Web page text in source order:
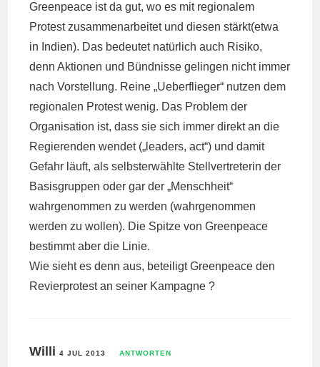
Greenpeace ist da gut, wo es mit regionalem
Protest zusammenarbeitet und diesen stärkt(etwa
in Indien). Das bedeutet natürlich auch Risiko,
denn Aktionen und Bündnisse gelingen nicht immer
nach Vorstellung. Reine „Ueberflieger“ nutzen dem
regionalen Protest wenig. Das Problem der
Organisation ist, dass sie sich immer direkt an die
Regierenden wendet („leaders, act“) und damit
Gefahr läuft, als selbsterwählte Stellvertreterin der
Basisgruppen oder gar der „Menschheit“
wahrgenommen zu werden (wahrgenommen
werden zu wollen). Die Spitze von Greenpeace
bestimmt aber die Linie.
Wie sieht es denn aus, beteiligt Greenpeace den
Revierprotest an seiner Kampagne ?
Willi4 JUL 2013 ANTWORTEN